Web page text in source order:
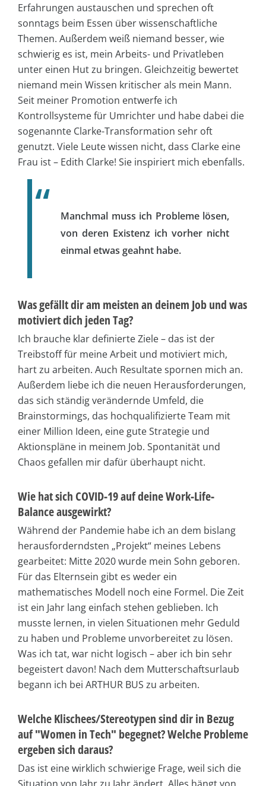
Erfahrungen austauschen und sprechen oft
sonntags beim Essen über wissenschaftliche
Themen. Außerdem weiß niemand besser, wie
schwierig es ist, mein Arbeits- und Privatleben
unter einen Hut zu bringen. Gleichzeitig bewertet
niemand mein Wissen kritischer als mein Mann.
Seit meiner Promotion entwerfe ich
Kontrollsysteme für Umrichter und habe dabei die
sogenannte Clarke-Transformation sehr oft
genutzt. Viele Leute wissen nicht, dass Clarke eine
Frau ist – Edith Clarke! Sie inspiriert mich ebenfalls.
Manchmal muss ich Probleme lösen,
von deren Existenz ich vorher nicht
einmal etwas geahnt habe.
Was gefällt dir am meisten an deinem Job und was
motiviert dich jeden Tag?
Ich brauche klar definierte Ziele – das ist der
Treibstoff für meine Arbeit und motiviert mich,
hart zu arbeiten. Auch Resultate spornen mich an.
Außerdem liebe ich die neuen Herausforderungen,
das sich ständig verändernde Umfeld, die
Brainstormings, das hochqualifizierte Team mit
einer Million Ideen, eine gute Strategie und
Aktionspläne in meinem Job. Spontanität und
Chaos gefallen mir dafür überhaupt nicht.
Wie hat sich COVID-19 auf deine Work-Life-
Balance ausgewirkt?
Während der Pandemie habe ich an dem bislang
herausforderndsten „Projekt“ meines Lebens
gearbeitet: Mitte 2020 wurde mein Sohn geboren.
Für das Elternsein gibt es weder ein
mathematisches Modell noch eine Formel. Die Zeit
ist ein Jahr lang einfach stehen geblieben. Ich
musste lernen, in vielen Situationen mehr Geduld
zu haben und Probleme unvorbereitet zu lösen.
Was ich tat, war nicht logisch – aber ich bin sehr
begeistert davon! Nach dem Mutterschaftsurlaub
begann ich bei ARTHUR BUS zu arbeiten.
Welche Klischees/Stereotypen sind dir in Bezug
auf "Women in Tech" begegnet? Welche Probleme
ergeben sich daraus?
Das ist eine wirklich schwierige Frage, weil sich die